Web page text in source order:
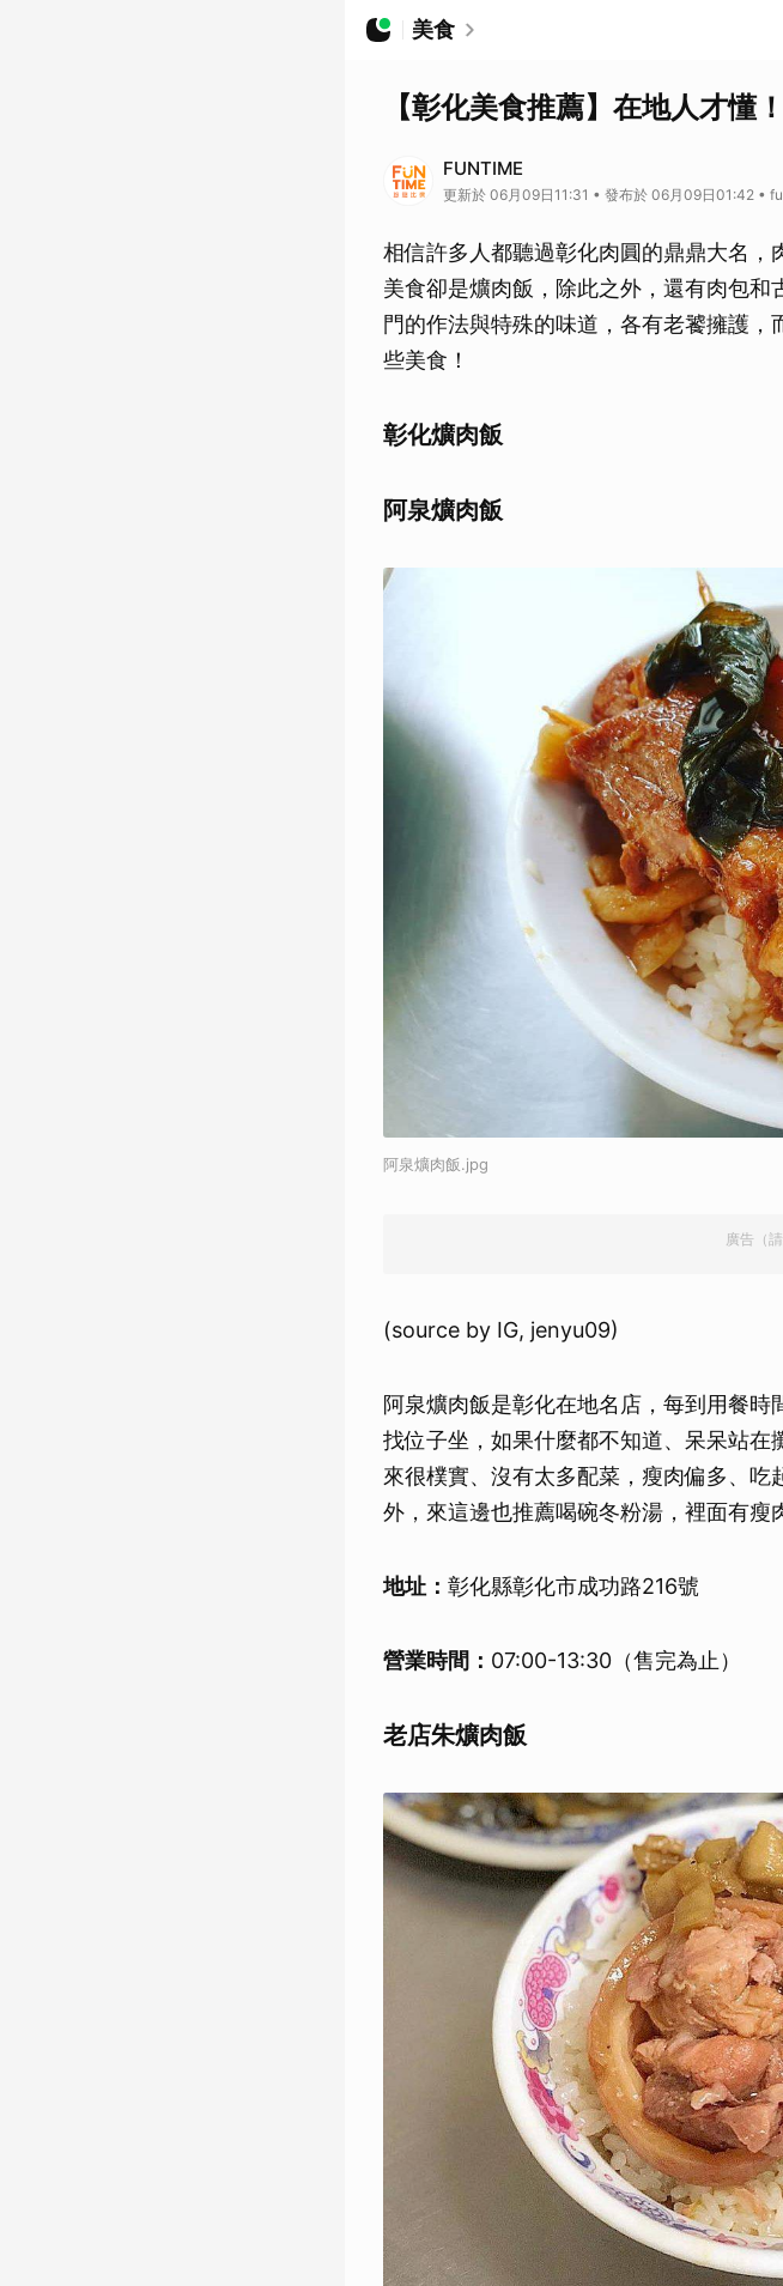
美食
【彰化美食推薦】在地人才懂
FUNTIME
更新於 06月09日11:31 • 發布於 06月09日01:42 •
相信許多人都聽過彰化肉圓的鼎鼎大名
美食卻是爌肉飯，除此之外，還有肉包
門的作法與特殊的味道，各有老饕擁護
些美食！
彰化爌肉飯
阿泉爌肉飯
阿泉爌肉飯.jpg
廣告（
(source by IG, jenyu09)
阿泉爌肉飯是彰化在地名店，每到用餐
找位子坐，如果什麼都不知道、呆呆站
來很樸實、沒有太多配菜，瘦肉偏多、
外，來這邊也推薦喝碗冬粉湯，裡面有瘦
地址： 彰化縣彰化市成功路216號
營業時間： 07:00-13:30（售完為止）
老店朱爌肉飯